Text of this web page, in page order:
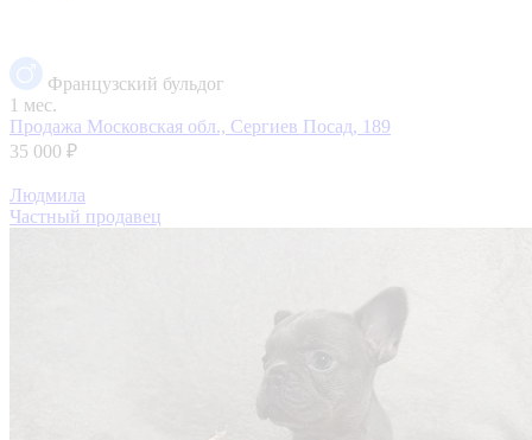
Французский бульдог
1 мес.
Продажа Московская обл., Сергиев Посад, 189
35 000 ₽
Людмила
Частный продавец